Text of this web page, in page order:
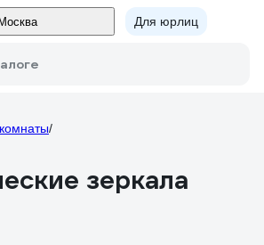
Для юрлиц
/
зеркала